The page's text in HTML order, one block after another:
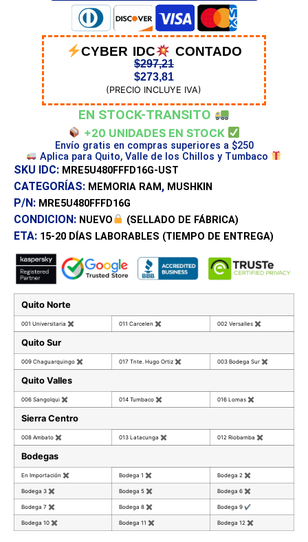
CYBER IDC CONTADO
$297,21
$273,81
(PRECIO INCLUYE IVA)
EN STOCK-TRANSITO
+20 UNIDADES EN STOCK
Envío gratis en compras superiores a $250
Aplica para Quito, Valle de los Chillos y Tumbaco
SKU IDC: MRE5U480FFFD16G-UST
CATEGORÍAS: MEMORIA RAM , MUSHKIN
P/N: MRE5U480FFFD16G
CONDICION: NUEVO (SELLADO DE FÁBRICA)
ETA: 15-20 DÍAS LABORABLES (TIEMPO DE ENTREGA)
Quito Norte
001 Universitaria ✖ 011 Carcelen ✖ 002 Versalles ✖
Quito Sur
009 Chaguarquingo ✖ 017 Tnte. Hugo Ortiz ✖ 003 Bodega Sur ✖
Quito Valles
006 Sangolqui ✖ 014 Tumbaco ✖ 016 Lomas ✖
Sierra Centro
008 Ambato ✖ 013 Latacunga ✖ 012 Riobamba ✖
Bodegas
En Importación ✖ Bodega 1 ✖ Bodega 2 ✖
Bodega 3 ✖ Bodega 5 ✖ Bodega 6 ✖
Bodega 7 ✖ Bodega 8 ✖ Bodega 9 ✔
Bodega 10 ✖ Bodega 11 ✖ Bodega 12 ✖